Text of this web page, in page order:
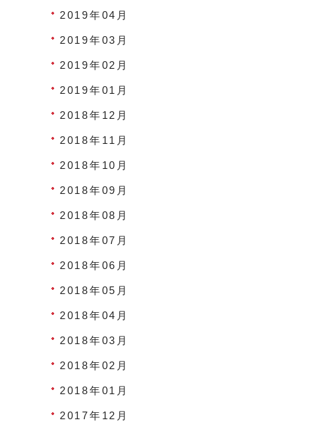
2019年04月
2019年03月
2019年02月
2019年01月
2018年12月
2018年11月
2018年10月
2018年09月
2018年08月
2018年07月
2018年06月
2018年05月
2018年04月
2018年03月
2018年02月
2018年01月
2017年12月